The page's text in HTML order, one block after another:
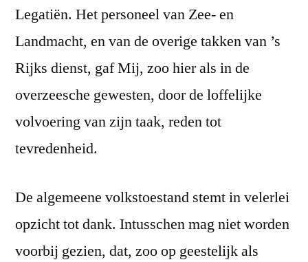
Legatiën. Het personeel van Zee- en
Landmacht, en van de overige takken van ’s
Rijks dienst, gaf Mij, zoo hier als in de
overzeesche gewesten, door de loffelijke
volvoering van zijn taak, reden tot
tevredenheid.
De algemeene volkstoestand stemt in velerlei
opzicht tot dank. Intusschen mag niet worden
voorbij gezien, dat, zoo op geestelijk als